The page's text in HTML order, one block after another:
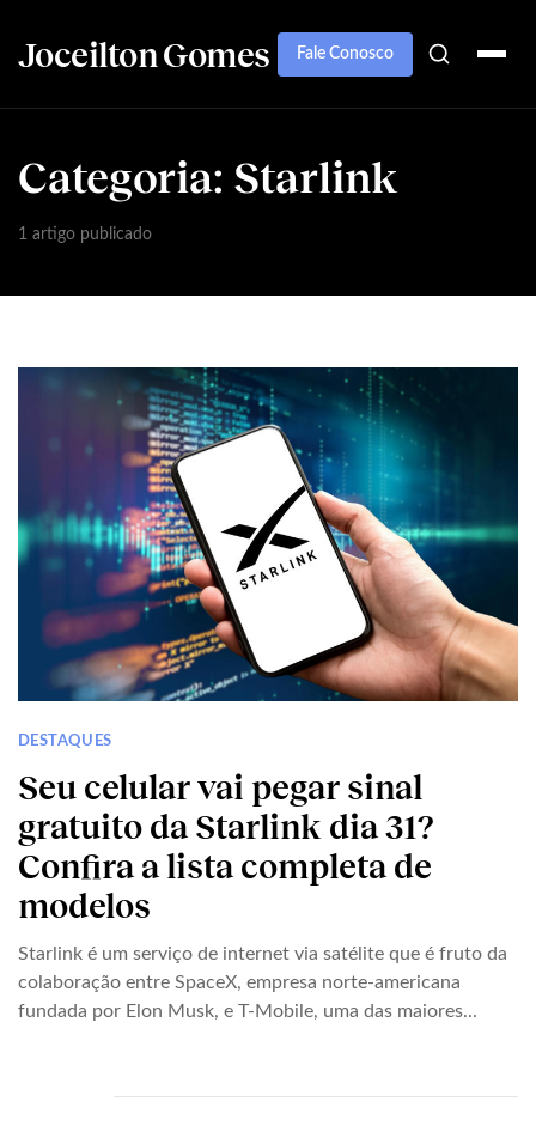
Joceilton Gomes Fale Conosco
Categoria: Starlink
1 artigo publicado
DESTAQUES
Seu celular vai pegar sinal
gratuito da Starlink dia 31?
Confira a lista completa de
modelos
Starlink é um serviço de internet via satélite que é fruto da
colaboração entre SpaceX, empresa norte-americana
fundada por Elon Musk, e T-Mobile, uma das maiores...